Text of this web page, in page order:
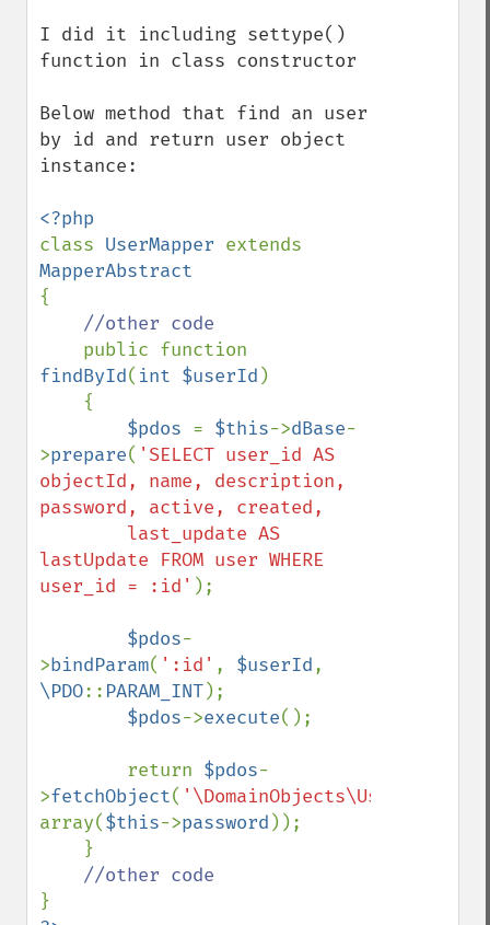
I did it including settype()
function in class constructor
Below method that find an user
by id and return user object
instance:
class UserMapper
{
//other code
findById( int $userId )
$pdos = $this->dBase-
>prepare( 'SELECT user_id AS
objectId, name, description,
password, active, created,
lastUpdate FROM user WHERE
user_id = :id' );
$pdos-
>bindParam( ':id' , $userId
\PDO:: PARAM_INT);
$pdos->execute();
        return
$pdos-
>fetchObject( '\DomainObjects\User'
array($this->password ));